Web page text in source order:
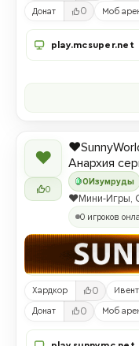
Донат 0 Моб
play.mcsuper.net
❤
0
0Изумруды
Анархия
❤️Мини-Игры,
0 игроков
Хардкор 0
Донат 0 Моб